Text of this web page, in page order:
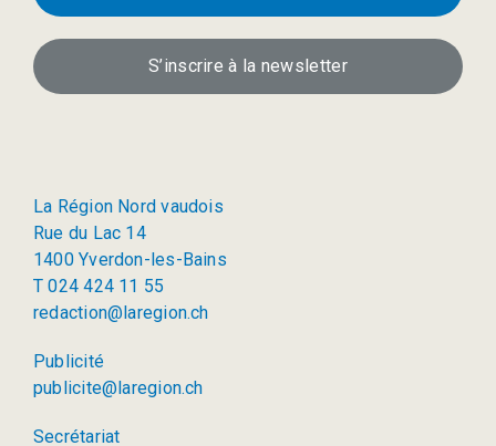
S’inscrire à la newsletter
La Région Nord vaudois
Rue du Lac 14
1400 Yverdon-les-Bains
T 024 424 11 55
redaction@laregion.ch
Publicité
publicite@laregion.ch
Secrétariat